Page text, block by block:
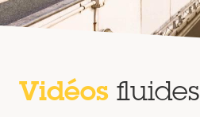
Vidéos fluides